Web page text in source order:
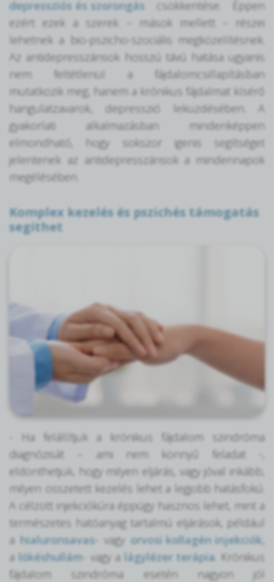
depressziós és szorongás csökkentése. Éppen
ezért ezek a szerek – mások mellett – részei
lehetnek a bio-pszicho-szociális megközelítésnek.
Az antidepresszánsok hosszú távú hatása ugyanis
nem feltétlenül a fájdalomcsillapításban
mutatkozik meg, hanem a krónikus fájdalmat kísérő
hangulatzavarok, depresszió leküzdésében. A
gyakorlati alkalmazásban mindenképpen
elmondható, hogy sokszor igenis segítséget
jelentenek az antidepresszánsok a mindennapok
megélésében.
Komplex kezelés és pszichés támogatás
segíthet
- Ha felállítjuk a krónikus fájdalom szindróma
diagnózisát – ami nem könnyű feladat -,
eldönthetjük, hogy milyen eljárás, vagy jóval inkább,
milyen összetett kezelés lehet a legjobb hatásfokú.
A célzott injekciókúra éppúgy hasznos lehet, mint a
természetes hatóanyag tartalmú eljárások, például
a hialuronsavas - vagy orvosi kollagén injekciók
a lökéshullám - vagy a lágylézer terápia . Krónikus
fájdalom szindróma esetén nagyon jól